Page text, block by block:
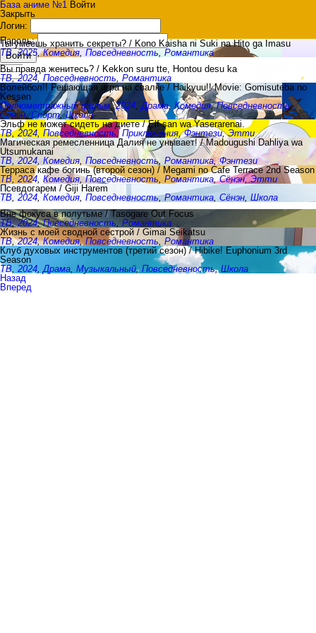
База аниме №1 Войти
Закрыть
Логин:
Пароль:
Войти
Ты умеешь хранить секреты? / Kono Kaisha ni Suki na Hito ga Imasu
ТВ,2025,Комедия, Повседневность, Романтика
Вы правда женитесь? / Kekkon suru tte, Hontou desu ka
ТВ,2024, Повседневность, Романтика
Волейбол!! Решающая игра на свалке / Haikyuu!! Movie: Gomisuteba no
Kessen
Полнометражный фильм,2024,Драма, Комедия,Повседневность,
Сёнэн,Спорт,Школа
Эльф не может сидеть на диете / Elf-san wa Yaserarenai.
ТВ,2024, Повседневность, Приключения,Фэнтези,Этти
Магическая ремесленница Далия не унывает! / Madougushi Dahliya wa
Utsumukanai
ТВ,2024,Комедия, Повседневность, Романтика,Фэнтези
Терраса кафе богинь (второй сезон) / Megami no Cafe Terrace 2nd Season
ТВ, 2024, Комедия,Повседневность, Романтика,Сёнэн,Этти
Псевдогарем / Giji Harem
ТВ, 2024, Комедия, Повседневность,Романтика, Сёнэн, Школа
Вне фокуса в полутьме / Tasogare Out Focus
ТВ,2024,Повседневность, Романтика
Жизнь с моей сводной сестрой / Gimai Seikatsu
ТВ,2024,Комедия,Повседневность, Романтика
Клуб духовых инструментов (третий сезон) / Hibike! Euphonium 3rd
Season
ТВ, 2024,Драма, Музыкальный,Повседневность, Школа
Назад
Вперед